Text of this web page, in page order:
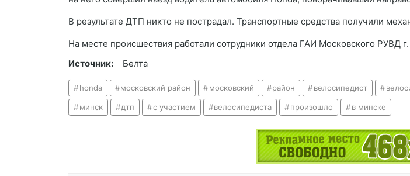
В результате ДТП никто не пострадал. Транспортные средства получили
На месте происшествия работали сотрудники отдела ГАИ Московского РУВД
Источник:
Белта
honda московский район московский район велосипедист
минск дтп с участием велосипедиста произошло в минске